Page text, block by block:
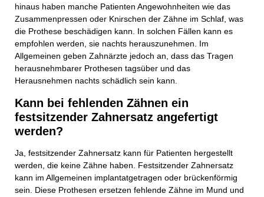
hinaus haben manche Patienten Angewohnheiten wie das
Zusammenpressen oder Knirschen der Zähne im Schlaf, was
die Prothese beschädigen kann. In solchen Fällen kann es
empfohlen werden, sie nachts herauszunehmen. Im
Allgemeinen geben Zahnärzte jedoch an, dass das Tragen
herausnehmbarer Prothesen tagsüber und das
Herausnehmen nachts schädlich sein kann.
Kann bei fehlenden Zähnen ein
festsitzender Zahnersatz angefertigt
werden?
Ja, festsitzender Zahnersatz kann für Patienten hergestellt
werden, die keine Zähne haben. Festsitzender Zahnersatz
kann im Allgemeinen implantatgetragen oder brückenförmig
sein. Diese Prothesen ersetzen fehlende Zähne im Mund und